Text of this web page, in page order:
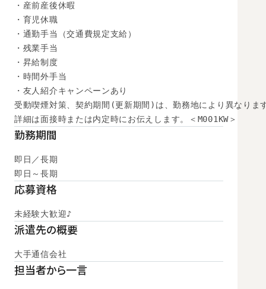
・産前産後休暇
・育児休職
・通勤手当（交通費規定支給）
・残業手当
・昇給制度
・時間外手当
・友人紹介キャンペーンあり
受動喫煙対策、契約期間(更新期間)は、勤務地により異なりま
詳細は面接時または内定時にお伝えします。＜M001KW＞
勤務期間
即日／長期
即日～長期
応募資格
未経験大歓迎♪
派遣先の概要
大手通信会社
担当者から一言